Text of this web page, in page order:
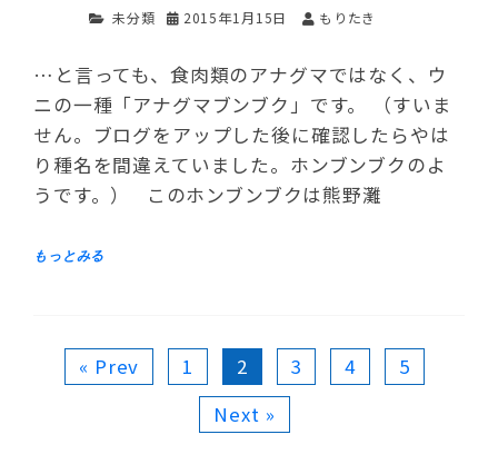
未分類 2015年1月15日 もりたき
…と言っても、食肉類のアナグマではなく、ウ
ニの一種「アナグマブンブク」です。 （すいま
せん。ブログをアップした後に確認したらやは
り種名を間違えていました。ホンブンブクのよ
うです。） このホンブンブクは熊野灘
« Prev 1 2 3 4
5
Next »